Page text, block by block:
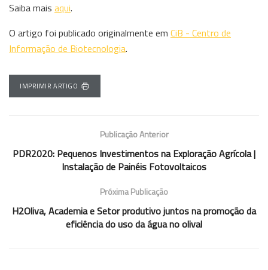
Saiba mais aqui.
O artigo foi publicado originalmente em CiB - Centro de
Informação de Biotecnologia.
IMPRIMIR ARTIGO
Publicação Anterior
PDR2020: Pequenos Investimentos na Exploração Agrícola |
Instalação de Painéis Fotovoltaicos
Próxima Publicação
H2Oliva, Academia e Setor produtivo juntos na promoção da
eficiência do uso da água no olival